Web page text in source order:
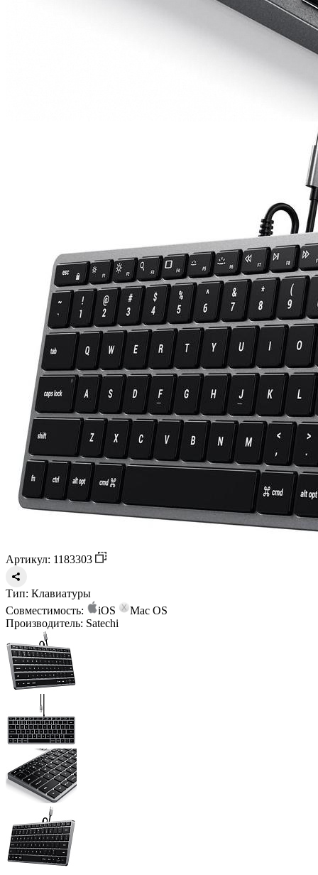
Артикул: 1183303
Тип: Клавиатуры
Совместимость:
iOS
Mac OS
Производитель: Satechi